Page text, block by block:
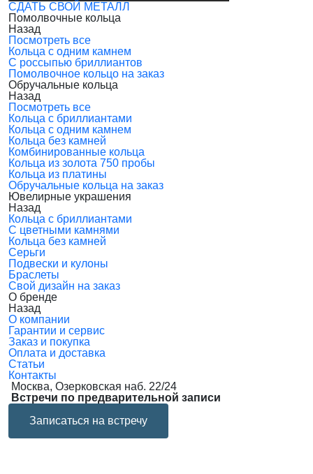
СДАТЬ СВОЙ МЕТАЛЛ
Помолвочные кольца
Назад
Посмотреть все
Кольца с одним камнем
С россыпью бриллиантов
Помолвочное кольцо на заказ
Обручальные кольца
Назад
Посмотреть все
Кольца с бриллиантами
Кольца с одним камнем
Кольца без камней
Комбинированные кольца
Кольца из золота 750 пробы
Кольца из платины
Обручальные кольца на заказ
Ювелирные украшения
Назад
Кольца с бриллиантами
С цветными камнями
Кольца без камней
Серьги
Подвески и кулоны
Браслеты
Свой дизайн на заказ
О бренде
Назад
О компании
Гарантии и сервис
Заказ и покупка
Оплата и доставка
Статьи
Контакты
Москва, Озерковская наб. 22/24
Встречи по предварительной записи
Записаться на встречу